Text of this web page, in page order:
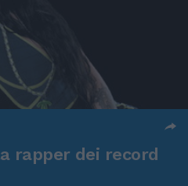
rapper dei record